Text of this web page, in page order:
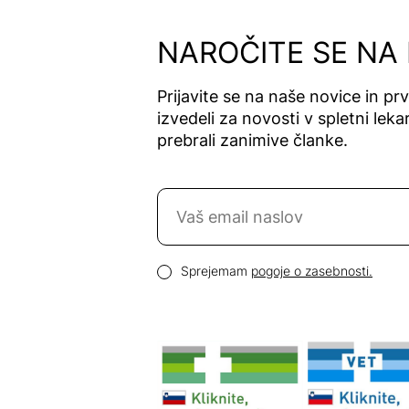
Alga Maris
Algea
Algena
Alhydran
Alkaloid
Allergika
Allergodil
Allpresan
Alter
Heideschäfer
Amos Vital
NAROČITE SE NA
Prijavite se na naše novice in
izvedeli za novosti v spletni
prebrali zanimive članke.
Naročite se na novice
Pogoji zasebnosti
Sprejemam pogoje o zasebnosti.